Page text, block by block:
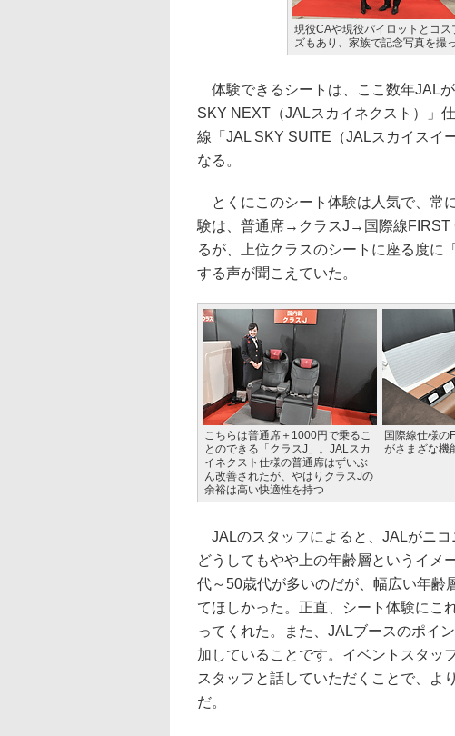
現役CAや現役パイロットとコ
ズもあり、家族で記念写真を撮
体験できるシートは、ここ数年JAL
SKY NEXT（JALスカイネクスト）」
線「JAL SKY SUITE（JALスカイスイ
なる。
とくにこのシート体験は人気で、常
験は、普通席→クラスJ→国際線FIRST
るが、上位クラスのシートに座る度に
する声が聞こえていた。
こちらは普通席＋1000円で乗るこ
とのできる「クラスJ」。JALスカ
イネクスト仕様の普通席はずいぶ
ん改善されたが、やはりクラスJの
余裕は高い快適性を持つ
国際線仕様の
がさまざな機
JALのスタッフによると、JALがニコ
どうしてもやや上の年齢層というイメ
代～50歳代が多いのだが、幅広い年齢
てほしかった。正直、シート体験にこ
ってくれた。また、JALブースのポイ
加していることです。イベントスタッ
スタッフと話していただくことで、よ
だ。